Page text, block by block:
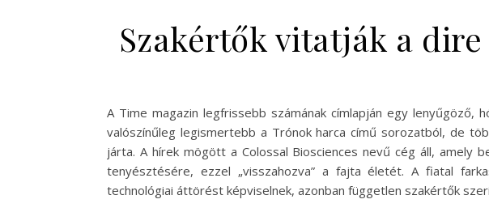
Szakértők vitatják a
A Time magazin legfrissebb számának címlapján egy
valószínűleg legismertebb a Trónok harca című sorozatból, de
járta. A hírek mögött a Colossal Biosciences nevű cég áll, amely
tenyésztésére, ezzel „visszahozva” a fajta életét. A fiatal
technológiai áttörést képviselnek, azonban független szakértők